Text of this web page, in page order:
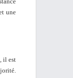
une
il est